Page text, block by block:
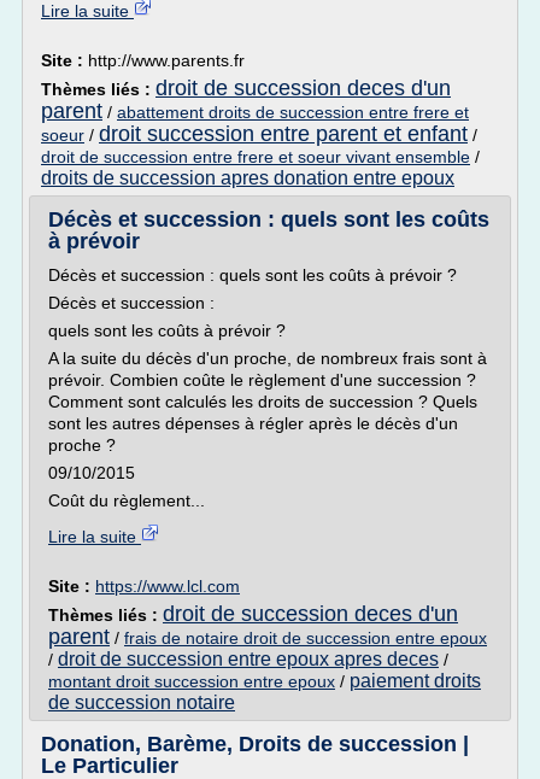
Lire la suite
Site : http://www.parents.fr
Thèmes liés : droit de succession deces d'un
parent / abattement droits de succession entre frere et
soeur / droit succession entre parent et enfant /
droit de succession entre frere et soeur vivant ensemble /
droits de succession apres donation entre epoux
Décès et succession : quels sont les coûts
à prévoir
Décès et succession : quels sont les coûts à prévoir ?
Décès et succession :
quels sont les coûts à prévoir ?
A la suite du décès d'un proche, de nombreux frais sont à
prévoir. Combien coûte le règlement d'une succession ?
Comment sont calculés les droits de succession ? Quels
sont les autres dépenses à régler après le décès d'un
proche ?
09/10/2015
Coût du règlement...
Lire la suite
Site : https://www.lcl.com
Thèmes liés : droit de succession deces d'un
parent / frais de notaire droit de succession entre epoux
/ droit de succession entre epoux apres deces /
montant droit succession entre epoux / paiement droits
de succession notaire
Donation, Barème, Droits de succession |
Le Particulier